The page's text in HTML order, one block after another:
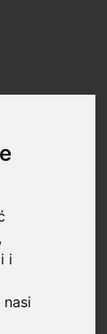
i